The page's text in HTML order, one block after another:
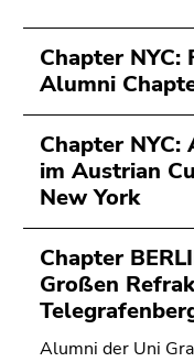
Chapter
Alumni
Chapter
im Austrian
New York
Chapter
Großen
Alumni der Uni